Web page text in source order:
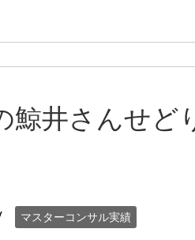
鯨井さんせど
マスターコンサル実績